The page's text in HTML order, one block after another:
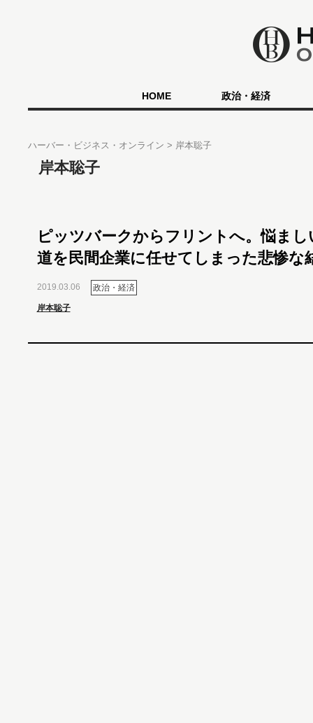
HOME 政治・経済
ハーバー・ビジネス・オンライン 岸本聡子
岸本聡子
ピッツバークからフリントへ。悩まし
道を民間企業に任せてしまった悲惨な
2019.03.06 政治・経済
岸本聡子